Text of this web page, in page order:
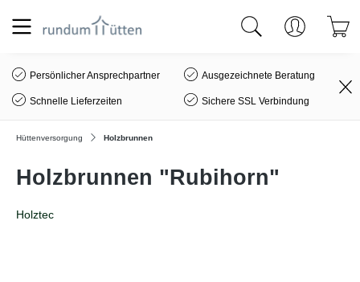
springen
Persönlicher Ansprechpartner Ausgezeichnete Beratung
Schnelle Lieferzeiten Sichere SSL Verbindung
Hüttenversorgung Holzbrunnen
Holzbrunnen "Rubihorn"
Holztec